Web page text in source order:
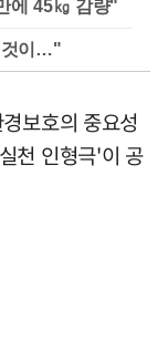
에 45㎏ 감량"
것이…"
보호의 중요성
천 인형극'이 공